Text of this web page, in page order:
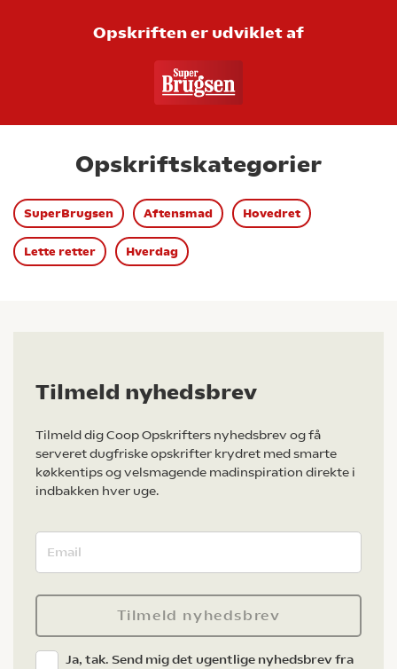
Opskriften er udviklet af
Opskriftskategorier
SuperBrugsen Aftensmad Hovedret
Lette retter Hverdag
Tilmeld nyhedsbrev
Tilmeld dig Coop Opskrifters nyhedsbrev og få
serveret dugfriske opskrifter krydret med smarte
køkkentips og velsmagende madinspiration direkte i
indbakken hver uge.
Tilmeld nyhedsbrev
Ja, tak. Send mig det ugentlige nyhedsbrev fra